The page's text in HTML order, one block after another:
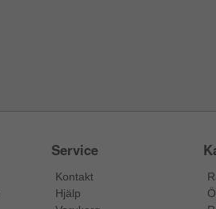
Service
Kontakt
Hjälp